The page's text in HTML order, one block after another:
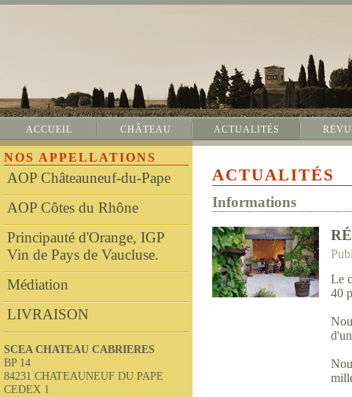
ACCUEIL CHÂTEAU ACTUALITÉS
NOS APPELLATIONS
AOP Châteauneuf-du-Pape
AOP Côtes du Rhône
Principauté d'Orange, IGP
Vin de Pays de Vaucluse.
Médiation
LIVRAISON
SCEA CHATEAU CABRIERES
BP 14
84231 CHATEAUNEUF DU PAPE
CEDEX 1
ACTUALITÉS
Informations
Le
40